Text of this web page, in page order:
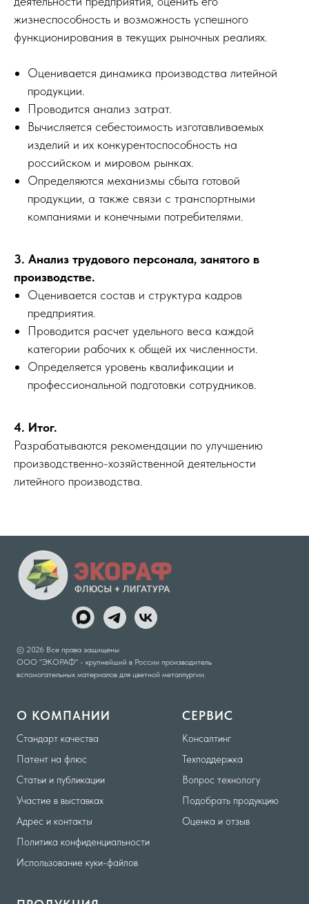
жизнеспособность и возможность успешного
функционирования в текущих рыночных реалиях.
Оценивается динамика производства литейной
продукции.
Проводится анализ затрат.
Вычисляется себестоимость изготавливаемых
изделий и их конкурентоспособность на
российском и мировом рынках.
Определяются механизмы сбыта готовой
продукции, а также связи с транспортными
компаниями и конечными потребителями.
3. Анализ трудового персонала, занятого в
производстве.
Оценивается состав и структура кадров
предприятия.
Проводится расчет удельного веса каждой
категории рабочих к общей их численности.
Определяется уровень квалификации и
профессиональной подготовки сотрудников.
4. Итог.
Разрабатываются рекомендации по улучшению
производственно-хозяйственной деятельности
литейного производства.
О КОМПАНИИ
Стандарт качества
Патент на флюс
Статьи и публикации
Участие в выставках
Адрес и контакты
Политика конфиденциальности
Использование куки-файлов
СЕРВИС
Консалтинг
Техподдержка
Вопрос технологу
Подобрать продукцию
Оценка и отзыв
© 2026 Все права защищены
ООО "ЭКОРАФ" - крупнейший в России производитель
вспомогательных материалов для цветной металлургии.